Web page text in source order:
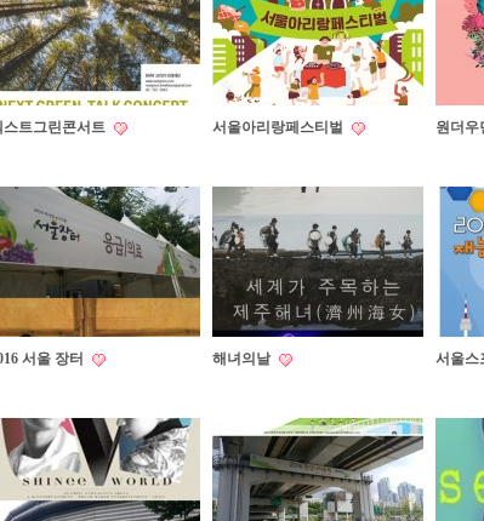
스트그린콘서트 서울아리랑페스티벌 원더우
서울 장터 해녀의날 서울스